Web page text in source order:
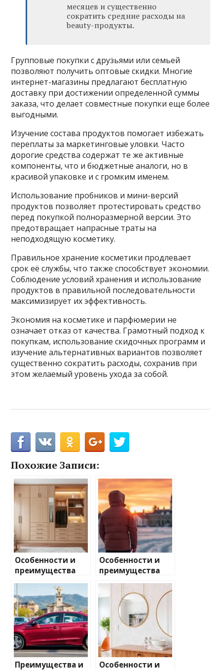
месяцев и существенно
сократить средние расходы на
beauty-продукты.
Групповые покупки с друзьями или семьей
позволяют получить оптовые скидки. Многие
интернет-магазины предлагают бесплатную
доставку при достижении определенной суммы
заказа, что делает совместные покупки еще более
выгодными.
Изучение состава продуктов помогает избежать
переплаты за маркетинговые уловки. Часто
дорогие средства содержат те же активные
компоненты, что и бюджетные аналоги, но в
красивой упаковке и с громким именем.
Использование пробников и мини-версий
продуктов позволяет протестировать средство
перед покупкой полноразмерной версии. Это
предотвращает напрасные траты на
неподходящую косметику.
Правильное хранение косметики продлевает
срок её службы, что также способствует экономии.
Соблюдение условий хранения и использование
продуктов в правильной последовательности
максимизирует их эффективность.
Экономия на косметике и парфюмерии не
означает отказ от качества. Грамотный подход к
покупкам, использование скидочных программ и
изучение альтернативных вариантов позволяет
существенно сократить расходы, сохранив при
этом желаемый уровень ухода за собой.
Похожие Записи:
Особенности и
преимущества
встроенных
шкафов-купе:
выбор
конструкции,
материалов и
внутреннего
наполнения
Особенности и
преимущества
использования
финских
пуховиков Joutsen
для зимней
одежды
Преимущества и
Особенности и